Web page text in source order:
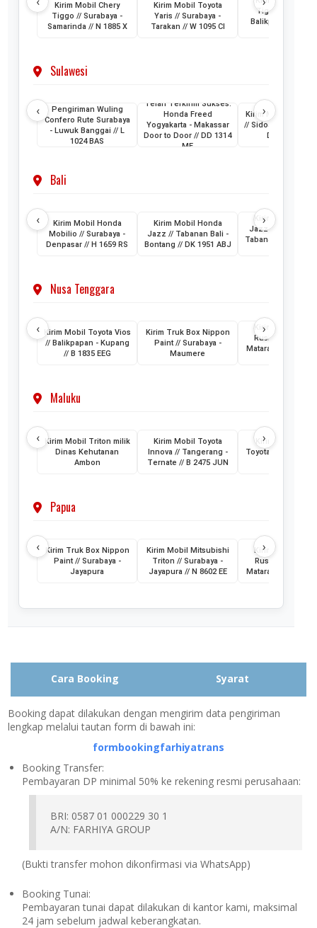
Kirim Mobil Chery
Tiggo // Surabaya -
Samarinda // N 1885 X
Kirim Mobil Toyota
Yaris // Surabaya -
Tarakan // W 1095 CI
Tiggo // Jakarta
Balikpapan // D
Sulawesi
‹
Pengiriman Wuling
Confero Rute Surabaya
- Luwuk Banggai // L
1024 BAS
Telah Terkirim Sukses:
Honda Freed
Yogyakarta - Makassar
Door to Door // DD 1314
ME
Kirim Mobil Honda
// Sidoarjo -
DH 1024 KB
›
Bali
‹
Kirim Mobil Honda
Mobilio // Surabaya -
Denpasar // H 1659 RS
Kirim Mobil Honda
Jazz // Tabanan Bali -
Bontang // DK 1951 ABJ
Kirim Mobil
Jazz //
Tabanan Bali // DK
›
Nusa Tenggara
‹
Kirim Mobil Toyota Vios
// Balikpapan - Kupang
// B 1835 EEG
Kirim Truk Box Nippon
Paint // Surabaya -
Maumere
Kirim Mobil
Rush //
Mataram Lombok
›
Maluku
‹
Kirim Mobil Triton milik
Dinas Kehutanan
Ambon
Kirim Mobil Toyota
Innova // Tangerang -
Ternate // B 2475 JUN
Kirim 2 Unit
Toyota HiAce //
›
Papua
‹
Kirim Truk Box Nippon
Paint // Surabaya -
Jayapura
Kirim Mobil Mitsubishi
Triton // Surabaya -
Jayapura // N 8602 EE
Kirim Mobil
Rush //
Mataram // PA
›
Cara Booking Syarat
Booking dapat dilakukan dengan mengirim data pengiriman
lengkap melalui tautan form di bawah ini:
formbookingfarhiyatrans
Booking Transfer:
Pembayaran DP minimal 50% ke rekening resmi perusahaan:
BRI: 0587 01 000229 30 1
A/N: FARHIYA GROUP
(Bukti transfer mohon dikonfirmasi via WhatsApp)
Booking Tunai:
Pembayaran tunai dapat dilakukan di kantor kami, maksimal
24 jam sebelum jadwal keberangkatan.